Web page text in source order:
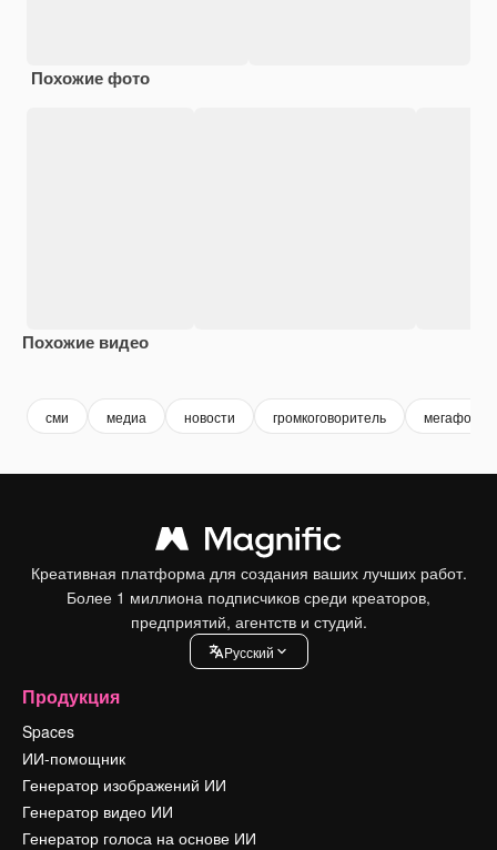
Похожие фото
Похожие видео
сми медиа новости громкоговоритель мегафон
Креативная платформа для создания ваших лучших работ.
Более 1 миллиона подписчиков среди креаторов,
предприятий, агентств и студий.
Pусский
Продукция
Spaces
ИИ-помощник
Генератор изображений ИИ
Генератор видео ИИ
Генератор голоса на основе ИИ